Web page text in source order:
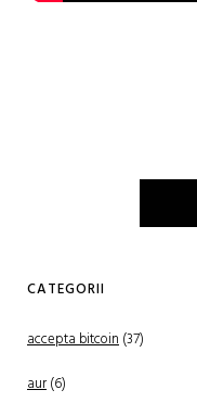
CATEGORII
accepta bitcoin(37)
aur(6)